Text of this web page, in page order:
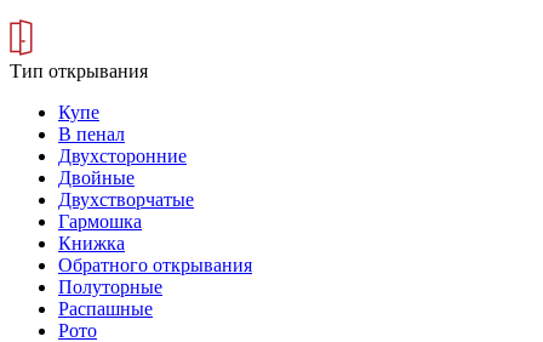
Тип открывания
Купе
В пенал
Двухсторонние
Двойные
Двухстворчатые
Гармошка
Книжка
Обратного открывания
Полуторные
Распашные
Рото